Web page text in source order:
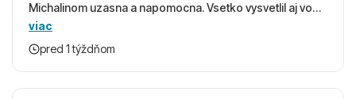
Michalinom uzasna a napomocna. Vsetko vysvetlil aj vo
vecernych hodinach zaco sa ospravedlnujem. Hotel
krasny, cisty. Sluzby top. Strava, prostredie, more,
viac
pred 1 týždňom